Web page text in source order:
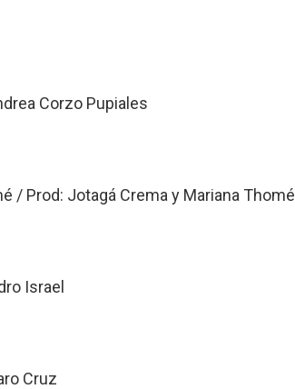
Corzo Pupiales
/ Prod: Jotagá Crema y Mariana Thomé
Israel
Cruz